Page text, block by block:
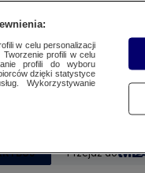
Przejdź do
w celu personalizacji
profili w celu
profili do wyboru
dzięki statystyce
Wykorzystywanie